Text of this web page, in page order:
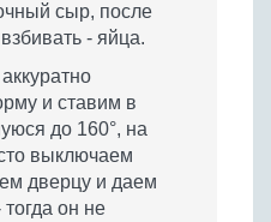
сыр, после
- яйца.
и ставим в
до 160°, на
выключаем
дверцу и даем
тогда он не